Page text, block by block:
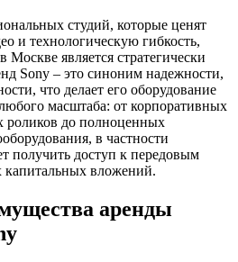
студий, которые ценят
и технологическую гибкость,
является стратегически
Sony – это синоним надежности,
что делает его оборудование
масштаба: от корпоративных
роликов до полноценных
в частности
получить доступ к передовым
капитальных вложений.
аренды